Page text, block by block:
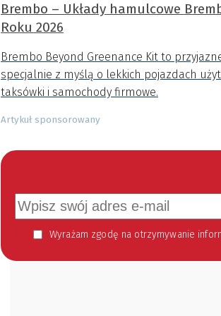
Brembo – Układy hamulcowe
Roku 2026
Brembo Beyond Greenance Kit to
specjalnie z myślą o lekkich pojazdach
taksówki i samochody firmowe.
Artykuł sponsorowany
Wyrażam zgodę na otrzymywanie informacji handlowej kierowanej do mnie za pomocą środków komunikacji elektronicznej w